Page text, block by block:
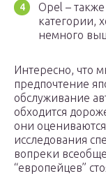
Opel –
категории,
немного
Интересно, что
предпочтение
обслуживание
обходится
они
исследования
вопреки
“европейцев”